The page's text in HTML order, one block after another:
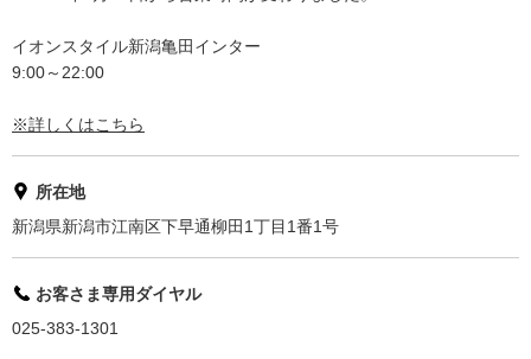
イオンスタイル新潟亀田インター
9:00～22:00
※詳しくはこちら
所在地
新潟県新潟市江南区下早通柳田1丁目1番1号
お客さま専用ダイヤル
025-383-1301